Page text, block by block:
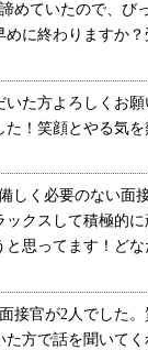
ていたので、び
に終わりますか
た方よろしくお
！笑顔とやる気
く必要のない面
クスして積極的
思ってます！ど
官が2人でした
方で話を聞いて